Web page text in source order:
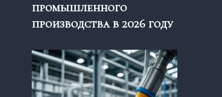
промышленного
производства в 2026 году